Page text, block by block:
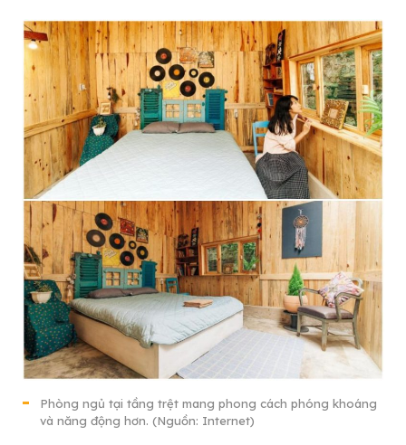
Phòng ngủ tại tầng trệt mang phong cách phóng khoáng
và năng động hơn. (Nguồn: Internet)